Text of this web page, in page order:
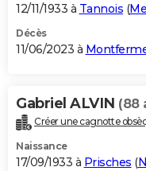
12/11/1933 à Tannois (
Décès
11/06/2023 à
Gabriel ALVIN (88
Créer une cagnotte
Naissance
17/09/1933 à Prisches (